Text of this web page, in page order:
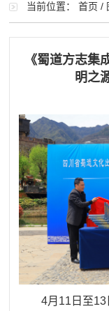
当前位置：首页 /
《蜀道方志集
明之
4月11日至